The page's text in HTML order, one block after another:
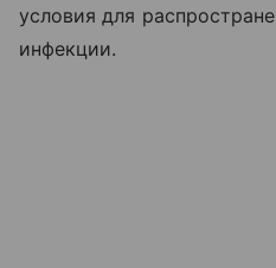
условия для
инфекции.